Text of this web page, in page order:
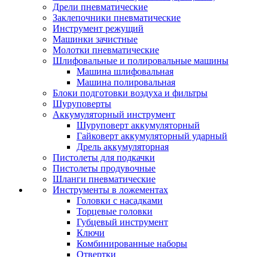
Дрели пневматические
Заклепочники пневматические
Инструмент режущий
Машинки зачистные
Молотки пневматические
Шлифовальные и полировальные машины
Машина шлифовальная
Машина полировальная
Блоки подготовки воздуха и фильтры
Шуруповерты
Аккумуляторный инструмент
Шуруповерт аккумуляторный
Гайковерт аккумуляторный ударный
Дрель аккумуляторная
Пистолеты для подкачки
Пистолеты продувочные
Шланги пневматические
Инструменты в ложементах
Головки с насадками
Торцевые головки
Губцевый инструмент
Ключи
Комбинированные наборы
Отвертки